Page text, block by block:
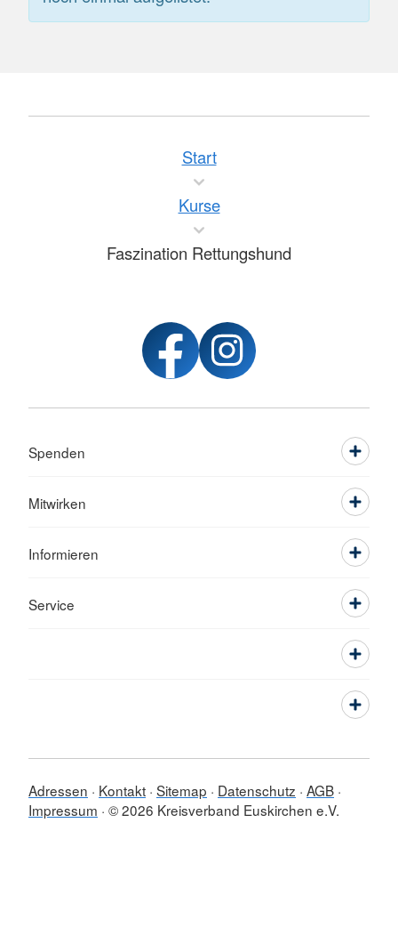
Start
Kurse
Faszination Rettungshund
Spenden
Mitwirken
Informieren
Service
Adressen Kontakt Sitemap Datenschutz AGB
Impressum © 2026 Kreisverband Euskirchen e.V.